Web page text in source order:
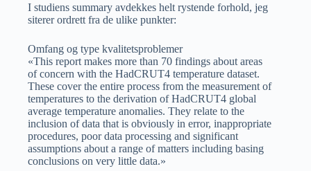
I studiens summary avdekkes helt rystende forhold, jeg
siterer ordrett fra de ulike punkter:
Omfang og type kvalitetsproblemer
«This report makes more than 70 findings about areas
of concern with the HadCRUT4 temperature dataset.
These cover the entire process from the measurement of
temperatures to the derivation of HadCRUT4 global
average temperature anomalies. They relate to the
inclusion of data that is obviously in error, inappropriate
procedures, poor data processing and significant
assumptions about a range of matters including basing
conclusions on very little data.»